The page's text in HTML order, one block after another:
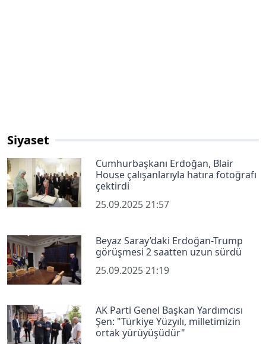
Siyaset
Cumhurbaşkanı Erdoğan, Blair
House çalışanlarıyla hatıra fotoğrafı
çektirdi
25.09.2025 21:57
Beyaz Saray’daki Erdoğan-Trump
görüşmesi 2 saatten uzun sürdü
25.09.2025 21:19
AK Parti Genel Başkan Yardımcısı
Şen: "Türkiye Yüzyılı, milletimizin
ortak yürüyüşüdür"